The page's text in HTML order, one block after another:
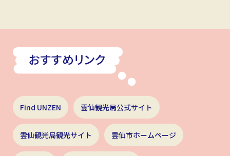
Find UNZEN 雲仙観光局公式サイト
雲仙観光局観光サイト 雲仙市ホームページ